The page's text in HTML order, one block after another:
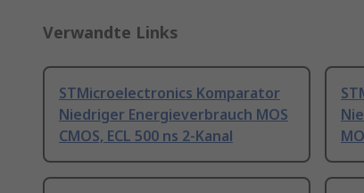
Verwandte Links
STMicroelectronics Komparator
Niedriger Energieverbrauch MOS
CMOS, ECL 500 ns 2-Kanal